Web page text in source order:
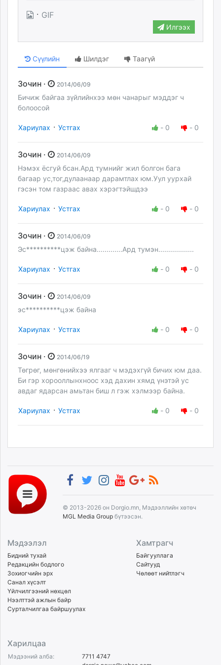
· GIF
Илгээх
Сүүлийн Шилдэг Таагүй
Зочин · 2014/06/09
Бичиж байгаа зүйлийнхээ мөн чанарыг мэддэг ч
болоосой
Хариулах · Устгах - 0 - 0
Зочин · 2014/06/09
Нэмэх ёсгуй бсан.Ард тумнийг жил болгон бага
багаар ус,тог,дулаанаар дарамтлах юм.Уул уурхай
гэсэн том газраас авах хэрэгтэйшдээ
Хариулах · Устгах - 0 - 0
Зочин · 2014/06/09
Эс**********цэж байна.............Ард тумэн..................
Хариулах · Устгах - 0 - 0
Зочин · 2014/06/09
эс**********цэж байна
Хариулах · Устгах - 0 - 0
Зочин · 2014/06/19
Төгрөг, мөнгөнийхээ ялгааг ч мэдэхгүй бичих юм даа.
Би гэр хорооллынхноос хэд дахин хямд үнэтэй ус
авдаг ядарсан амьтан биш л гэж хэлмээр байна.
Хариулах · Устгах - 0 - 0
© 2013-2026 он Dorgio.mn, Мэдээллийн хөтөч
MGL Media Group бүтээсэн.
Мэдээлэл
Бидний тухай
Редакцийн бодлого
Зохиогчийн эрх
Санал хүсэлт
Үйлчилгээний нөхцөл
Нээлттэй ажлын байр
Сурталчилгаа байршуулах
Хамтрагч
Байгууллага
Сайтууд
Чөлөөт нийтлэгч
Харилцаа
Мэдээний алба:
7711 4747